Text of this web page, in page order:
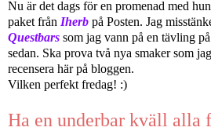
Nu är det dags för en promenad med
paket från Iherb på Posten. Jag
Questbars som jag vann på en tävling
sedan. Ska prova två nya smaker som
recensera här på bloggen.
Vilken perfekt fredag! :)
Ha en underbar kväll alla